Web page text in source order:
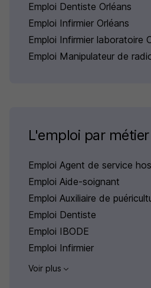
Emploi Dentiste Orléans
Emploi Infirmier Orléans
Emploi Infirmier laboratoire
Emploi Manipulateur de
L'emploi par métier
Emploi Agent de service
Emploi Aide-soignant
Emploi Auxiliaire de
Emploi Dentiste
Emploi IBODE
Emploi Infirmier
Voir plus